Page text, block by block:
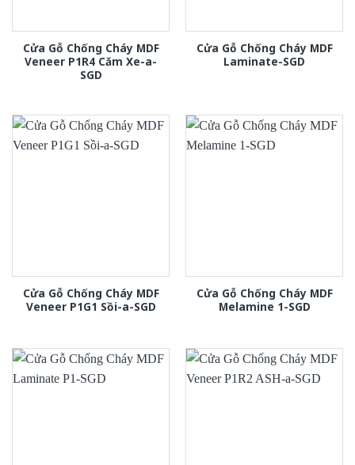
Cửa Gỗ Chống Cháy MDF
Veneer P1R4 Căm Xe-a-
SGD
Cửa Gỗ Chống Cháy MDF
Laminate-SGD
Cửa Gỗ Chống Cháy MDF
Veneer P1G1 Sồi-a-SGD
Cửa Gỗ Chống Cháy MDF
Melamine 1-SGD